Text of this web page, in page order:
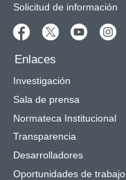
Solicitud de información
Enlaces
Investigación
Sala de prensa
Normateca Institucional
Transparencia
Desarrolladores
Oportunidades de trabajo